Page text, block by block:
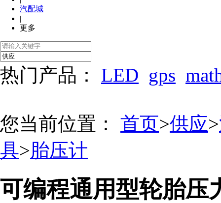
汽配城
|
更多
热门产品： LED gps
您当前位置： 首页>供应>
具>胎压计
可编程通用型轮胎压